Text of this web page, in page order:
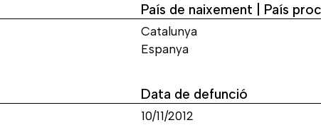
País de naixement | País
Catalunya
Espanya
Data de defunció
10/11/2012